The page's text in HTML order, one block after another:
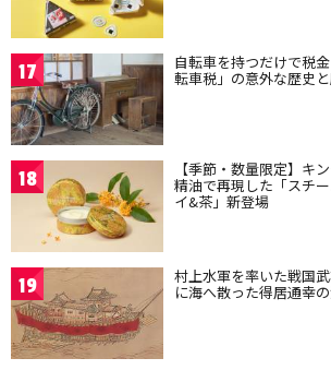
17 自転車を持つだけで税
転車税」の意外な歴史
18 【季節・数量限定】キ
精油で再現した「スチ
イ&茶」新登場
19 村上水軍を率いた戦国
に海へ散った得居通幸